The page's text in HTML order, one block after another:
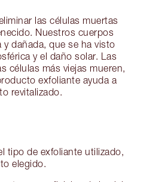
las células muertas
Nuestros cuerpos
dañada, que se ha visto
y el daño solar. Las
células más viejas mueren,
exfoliante ayuda a
revitalizado.
tipo de exfoliante utilizado,
elegido.